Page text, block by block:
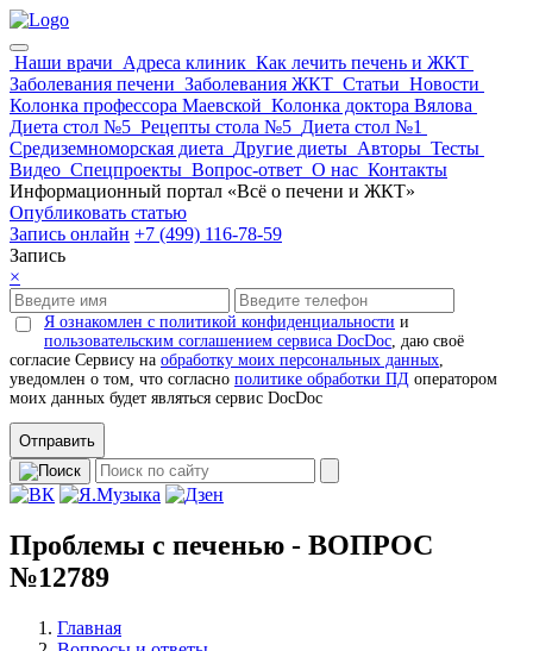
Наши врачи Адреса клиник Как лечить печень и ЖКТ
Заболевания печени Заболевания ЖКТ Статьи Новости
Колонка профессора Маевской Колонка доктора Вялова
Диета стол №5 Рецепты стола №5 Диета стол №1
Средиземноморская диета Другие диеты Авторы Тесты
Видео Спецпроекты Вопрос-ответ О нас Контакты
Информационный портал «Всё о печени и ЖКТ»
Опубликовать статью
Запись онлайн +7 (499) 116-78-59
Запись
×
Я ознакомлен с политикой конфиденциальности и
пользовательским соглашением сервиса DocDoc, даю своё
согласие Сервису на обработку моих персональных данных,
уведомлен о том, что согласно политике обработки ПД оператором
моих данных будет являться сервис DocDoc
Отправить
Проблемы с печенью - ВОПРОС
№12789
Главная